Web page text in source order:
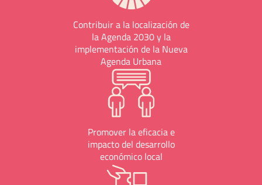
Contribuir a la localización de
la Agenda 2030 y la
implementación de la Nueva
Agenda Urbana
Promover la eficacia e
impacto del desarrollo
económico local